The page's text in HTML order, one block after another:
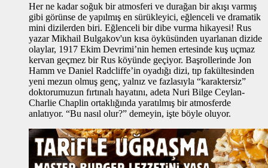
Her ne kadar soğuk bir atmosferi ve durağan bir akışı varmış
gibi görünse de yapılmış en sürükleyici, eğlenceli ve dramatik
mini dizilerden biri. Eğlenceli bir dibe vurma hikayesi! Rus
yazar Mikhail Bulgakov'un kısa öyküsünden uyarlanan dizide
olaylar, 1917 Ekim Devrimi’nin hemen ertesinde kuş uçmaz
kervan geçmez bir Rus köyünde geçiyor. Başrollerinde Jon
Hamm ve Daniel Radcliffe’in oyadığı dizi, tıp fakültesinden
yeni mezun olmuş genç, yalnız ve fazlasıyla “karaktersiz”
doktorumuzun fırtınalı hayatını, adeta Nuri Bilge Ceylan-
Charlie Chaplin ortaklığında yaratılmış bir atmosferde
anlatıyor. “Bu nasıl olur?” demeyin, işte böyle oluyor.